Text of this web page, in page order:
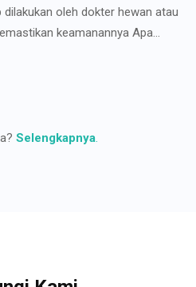
oleh dokter hewan atau
keamanannya Apa...
Selengkapnya.